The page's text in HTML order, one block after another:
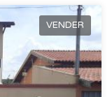
VENDER